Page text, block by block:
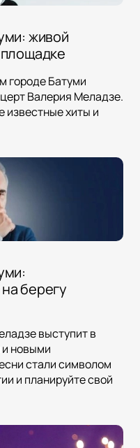
живой
городе Батуми
Валерия Меладзе.
известные хиты и
берегу
выступит в
и новыми
стали символом
и планируйте свой